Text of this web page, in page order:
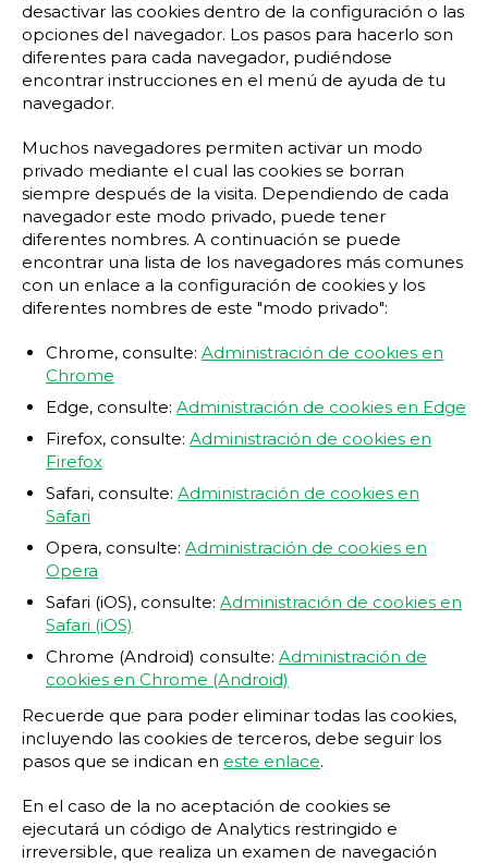
desactivar las cookies dentro de la configuración o las
opciones del navegador. Los pasos para hacerlo son
diferentes para cada navegador, pudiéndose
encontrar instrucciones en el menú de ayuda de tu
navegador.
Muchos navegadores permiten activar un modo
privado mediante el cual las cookies se borran
siempre después de la visita. Dependiendo de cada
navegador este modo privado, puede tener
diferentes nombres. A continuación se puede
encontrar una lista de los navegadores más comunes
con un enlace a la configuración de cookies y los
diferentes nombres de este "modo privado":
Chrome, consulte: Administración de cookies en
Chrome
Edge, consulte: Administración de cookies en Edge
Firefox, consulte: Administración de cookies en
Firefox
Safari, consulte: Administración de cookies en
Safari
Opera, consulte: Administración de cookies en
Opera
Safari (iOS), consulte: Administración de cookies en
Safari (iOS)
Chrome (Android) consulte: Administración de
cookies en Chrome (Android)
Recuerde que para poder eliminar todas las cookies,
incluyendo las cookies de terceros, debe seguir los
pasos que se indican en este enlace.
En el caso de la no aceptación de cookies se
ejecutará un código de Analytics restringido e
irreversible, que realiza un examen de navegación